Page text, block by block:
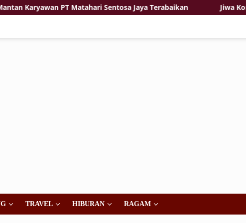
PT Matahari Sentosa Jaya Terabaikan Jiwa Korsa dan
TRAVEL HIBURAN RAGAM